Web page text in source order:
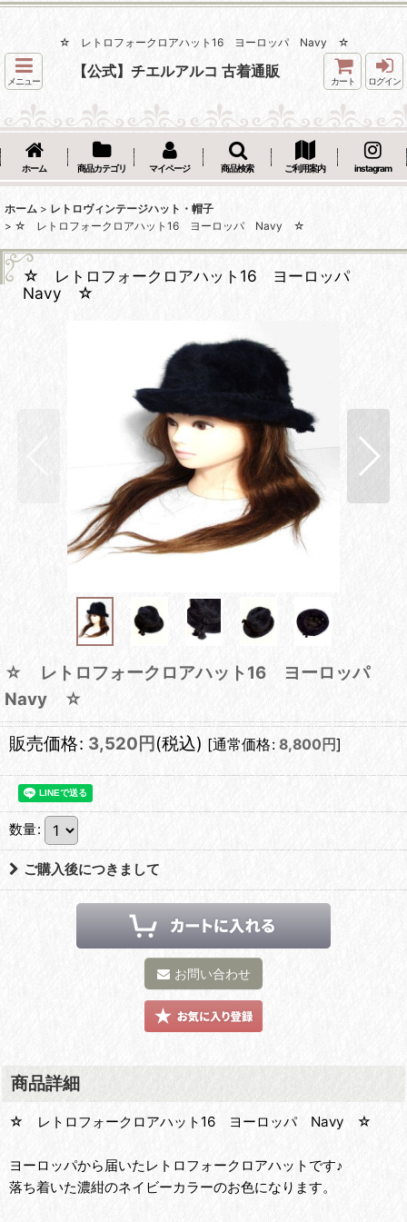
☆ レトロフォークロアハット16 ヨーロッパ Navy ☆
メニュー
【公式】チエルアルコ 古着通販
カート ログイン
ホーム 商品カテゴリ マイページ 商品検索 ご利用案内 instagram
ホーム > レトロヴィンテージハット・帽子
> ☆ レトロフォークロアハット16 ヨーロッパ Navy ☆
☆ レトロフォークロアハット16 ヨーロッパ
Navy ☆
☆ レトロフォークロアハット16 ヨーロッパ
Navy ☆
販売価格: 3,520 円 (税込) [通常価格: 8,800 円]
数量:
ご購入後につきまして
お問い合わせ
商品詳細
☆ レトロフォークロアハット16 ヨーロッパ Navy ☆
ヨーロッパから届いたレトロフォークロアハットです♪
落ち着いた濃紺のネイビーカラーのお色になります。